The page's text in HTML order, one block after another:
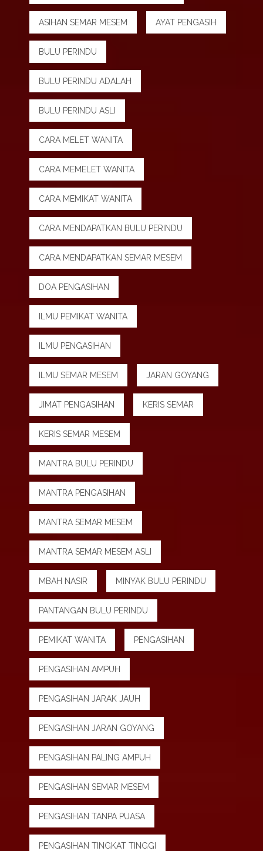
ASIHAN SEMAR MESEM AYAT PENGASIH
BULU PERINDU
BULU PERINDU ADALAH
BULU PERINDU ASLI
CARA MELET WANITA
CARA MEMELET WANITA
CARA MEMIKAT WANITA
CARA MENDAPATKAN BULU PERINDU
CARA MENDAPATKAN SEMAR MESEM
DOA PENGASIHAN
ILMU PEMIKAT WANITA
ILMU PENGASIHAN
ILMU SEMAR MESEM JARAN GOYANG
JIMAT PENGASIHAN KERIS SEMAR
KERIS SEMAR MESEM
MANTRA BULU PERINDU
MANTRA PENGASIHAN
MANTRA SEMAR MESEM
MANTRA SEMAR MESEM ASLI
MBAH NASIR MINYAK BULU PERINDU
PANTANGAN BULU PERINDU
PEMIKAT WANITA PENGASIHAN
PENGASIHAN AMPUH
PENGASIHAN JARAK JAUH
PENGASIHAN JARAN GOYANG
PENGASIHAN PALING AMPUH
PENGASIHAN SEMAR MESEM
PENGASIHAN TANPA PUASA
PENGASIHAN TINGKAT TINGGI